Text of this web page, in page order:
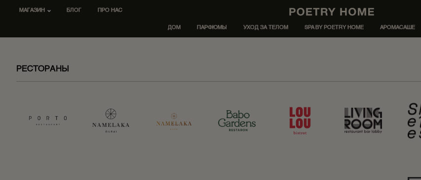
МАГАЗИН БЛОГ ПРО НАС
ДОМ ПАРФЮМЫ УХОД ЗА ТЕЛОМ SPA BY POETRY HOME АРОМАСАШЕ
РЕСТОРАНЫ